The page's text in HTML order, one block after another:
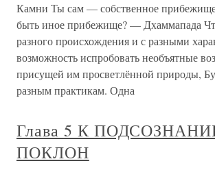
Камни Ты сам — собственное
быть иное прибежище? — Дхаммапада
разного происхождения и с разными
возможность испробовать необъятные
присущей им просветлённой природы,
разным практикам. Одна
Глава 5 К
ПОКЛОН